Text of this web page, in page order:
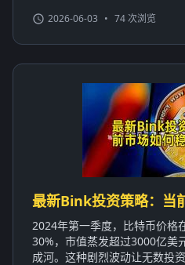
2026-06-03 • 74 次浏览
最新Bink投资策略：当
2024年第一季度，比特币价格
30%，市值蒸发超过3000亿美
成河。这种剧烈波动让无数